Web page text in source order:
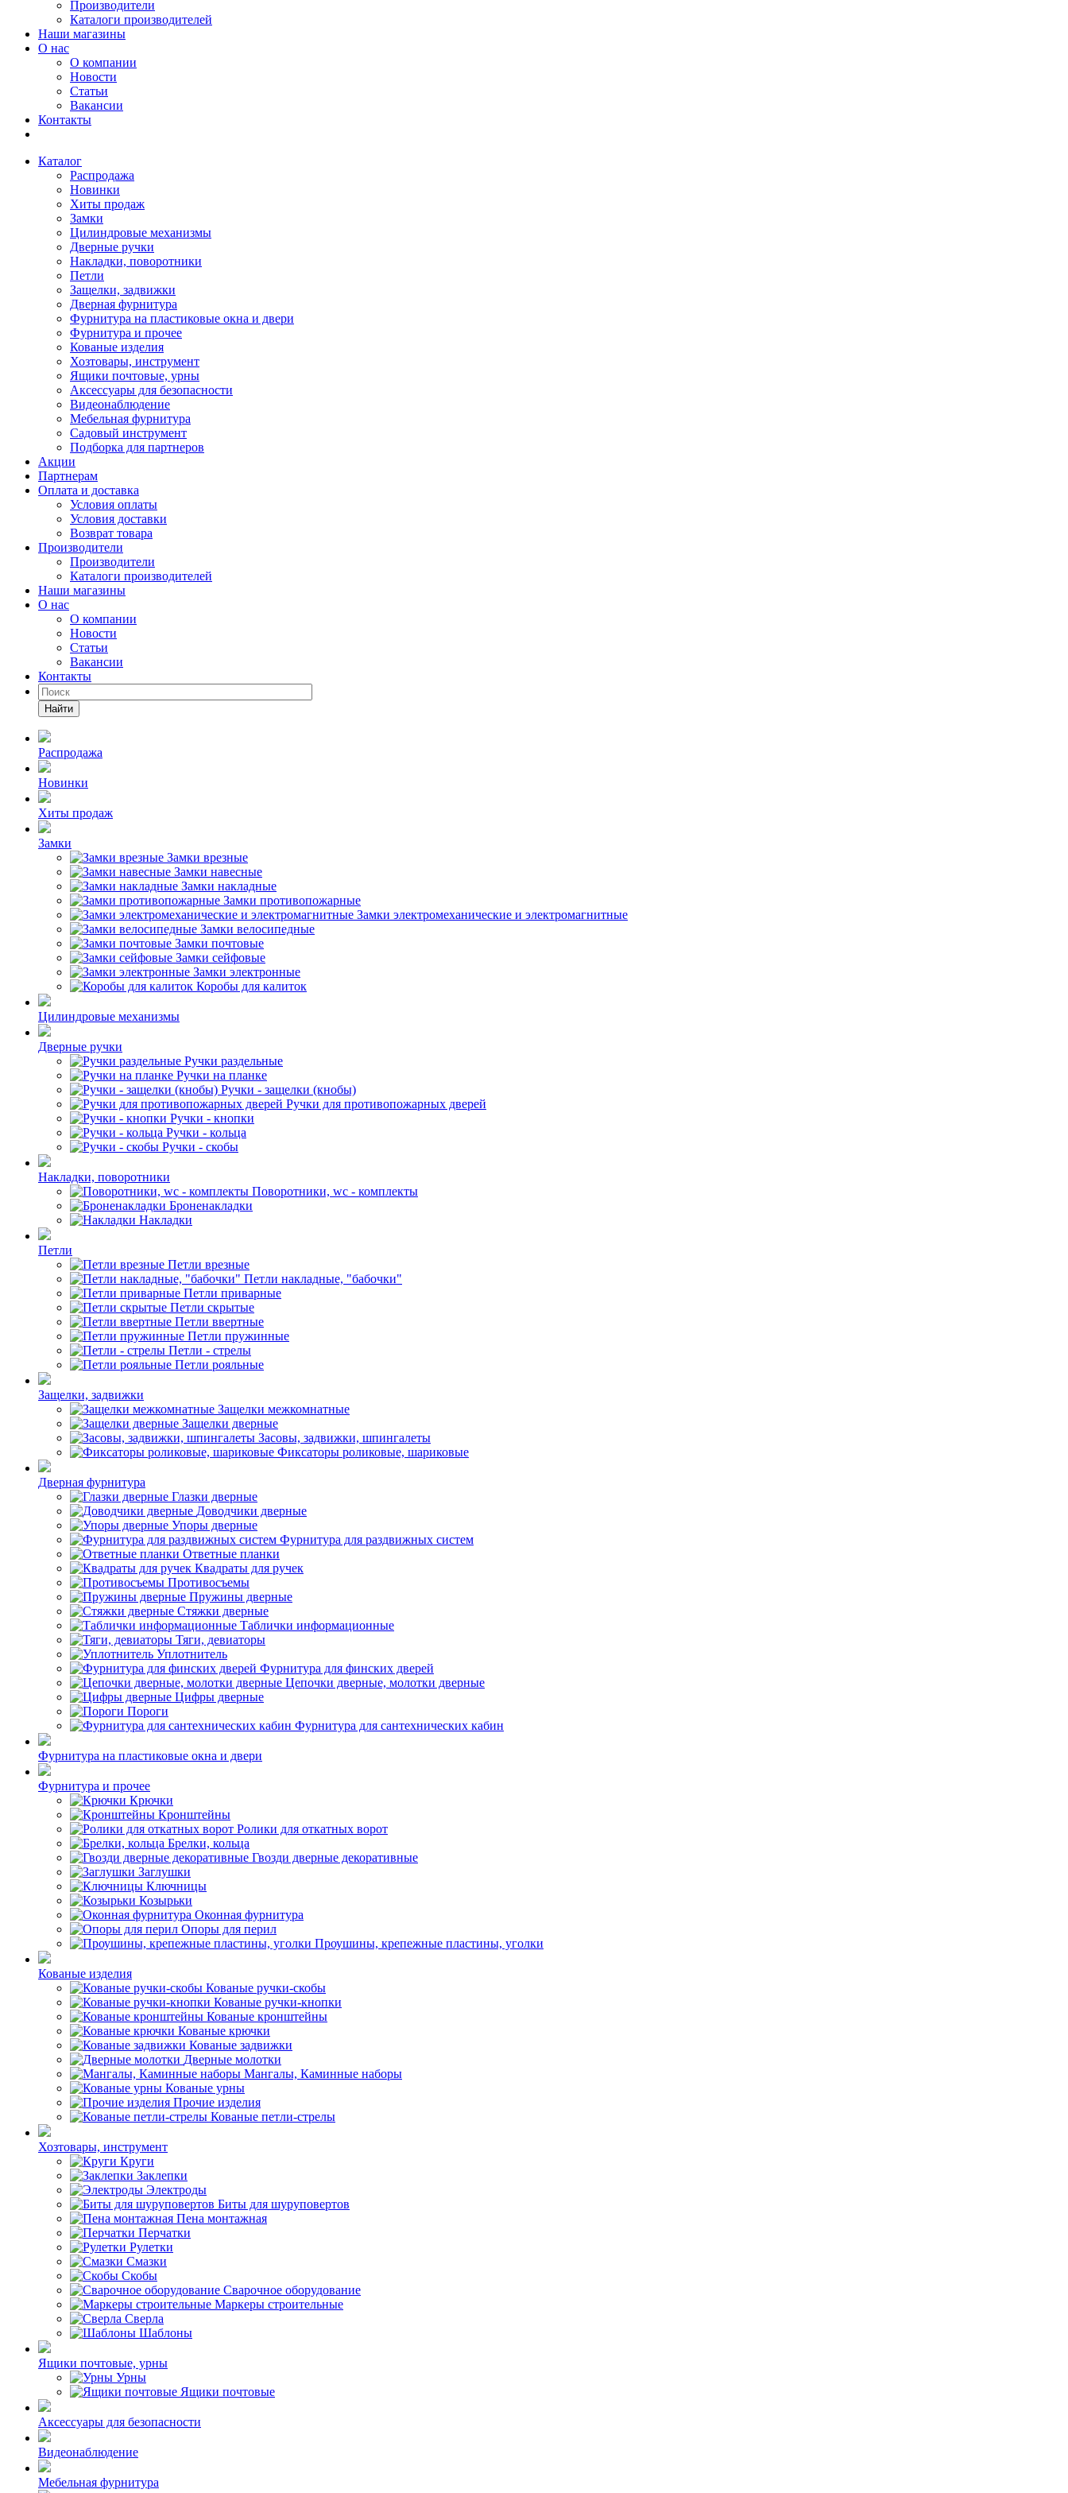
Производители
Каталоги производителей
Наши магазины
О нас
О компании
Новости
Статьи
Вакансии
Контакты
Каталог
Распродажа
Новинки
Хиты продаж
Замки
Цилиндровые механизмы
Дверные ручки
Накладки, поворотники
Петли
Защелки, задвижки
Дверная фурнитура
Фурнитура на пластиковые окна и двери
Фурнитура и прочее
Кованые изделия
Хозтовары, инструмент
Ящики почтовые, урны
Аксессуары для безопасности
Видеонаблюдение
Мебельная фурнитура
Садовый инструмент
Подборка для партнеров
Акции
Партнерам
Оплата и доставка
Условия оплаты
Условия доставки
Возврат товара
Производители
Производители
Каталоги производителей
Наши магазины
О нас
О компании
Новости
Статьи
Вакансии
Контакты
Найти
Распродажа
Новинки
Хиты продаж
Замки
Замки врезные
Замки навесные
Замки накладные
Замки противопожарные
Замки электромеханические и электромагнитные
Замки велосипедные
Замки почтовые
Замки сейфовые
Замки электронные
Коробы для калиток
Цилиндровые механизмы
Дверные ручки
Ручки раздельные
Ручки на планке
Ручки - защелки (кнобы)
Ручки для противопожарных дверей
Ручки - кнопки
Ручки - кольца
Ручки - скобы
Накладки, поворотники
Поворотники, wc - комплекты
Броненакладки
Накладки
Петли
Петли врезные
Петли накладные, "бабочки"
Петли приварные
Петли скрытые
Петли ввертные
Петли пружинные
Петли - стрелы
Петли рояльные
Защелки, задвижки
Защелки межкомнатные
Защелки дверные
Засовы, задвижки, шпингалеты
Фиксаторы роликовые, шариковые
Дверная фурнитура
Глазки дверные
Доводчики дверные
Упоры дверные
Фурнитура для раздвижных систем
Ответные планки
Квадраты для ручек
Противосъемы
Пружины дверные
Стяжки дверные
Таблички информационные
Тяги, девиаторы
Уплотнитель
Фурнитура для финских дверей
Цепочки дверные, молотки дверные
Цифры дверные
Пороги
Фурнитура для сантехнических кабин
Фурнитура на пластиковые окна и двери
Фурнитура и прочее
Крючки
Кронштейны
Ролики для откатных ворот
Брелки, кольца
Гвозди дверные декоративные
Заглушки
Ключницы
Козырьки
Оконная фурнитура
Опоры для перил
Проушины, крепежные пластины, уголки
Кованые изделия
Кованые ручки-скобы
Кованые ручки-кнопки
Кованые кронштейны
Кованые крючки
Кованые задвижки
Дверные молотки
Мангалы, Каминные наборы
Кованые урны
Прочие изделия
Кованые петли-стрелы
Хозтовары, инструмент
Круги
Заклепки
Электроды
Биты для шуруповертов
Пена монтажная
Перчатки
Рулетки
Смазки
Скобы
Сварочное оборудование
Маркеры строительные
Сверла
Шаблоны
Ящики почтовые, урны
Урны
Ящики почтовые
Аксессуары для безопасности
Видеонаблюдение
Мебельная фурнитура